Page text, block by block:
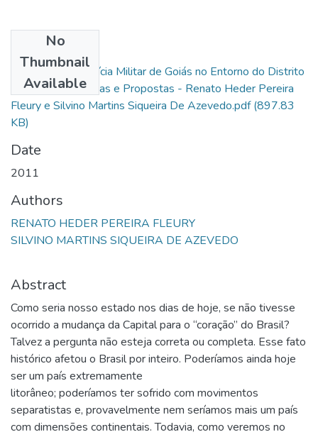
No
Thumbnail
Available
A Atuação da Polícia Militar de Goiás no Entorno do Distrito
Federal_ Problemas e Propostas - Renato Heder Pereira
Fleury e Silvino Martins Siqueira De Azevedo.pdf(897.83
KB)
Date
2011
Authors
RENATO HEDER PEREIRA FLEURY
SILVINO MARTINS SIQUEIRA DE AZEVEDO
Abstract
Como seria nosso estado nos dias de hoje, se não tivesse
ocorrido a mudança da Capital para o “coração” do Brasil?
Talvez a pergunta não esteja correta ou completa. Esse fato
histórico afetou o Brasil por inteiro. Poderíamos ainda hoje
ser um país extremamente
litorâneo; poderíamos ter sofrido com movimentos
separatistas e, provavelmente nem seríamos mais um país
com dimensões continentais. Todavia, como veremos no